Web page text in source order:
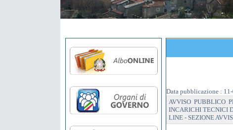
Data pubblicazione :
AVVISO PUBBLICO
INCARICHI TECNICI
LINE - SEZIONE